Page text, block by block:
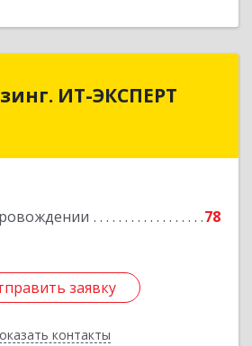
ИТ-ЭКСПЕРТ
78
заявку
контакты
ИТ-ЭКСПЕРТ
край, Большой Камень г,
заявку
Назад